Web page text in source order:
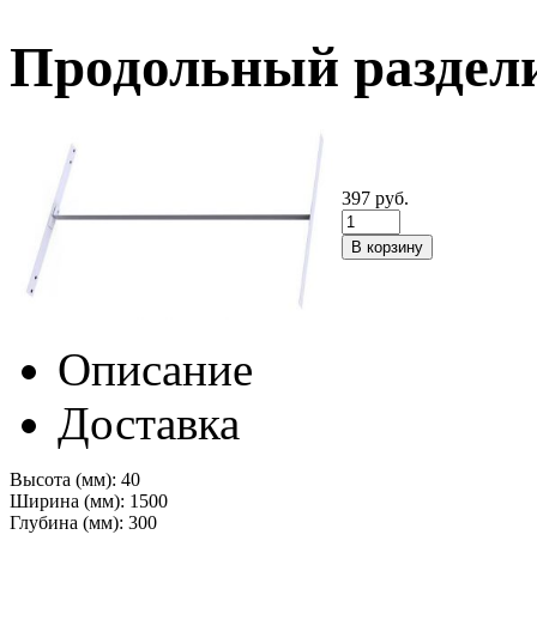
Продольный
397 руб.
Описание
Доставка
Высота (мм): 40
Ширина (мм): 1500
Глубина (мм): 300